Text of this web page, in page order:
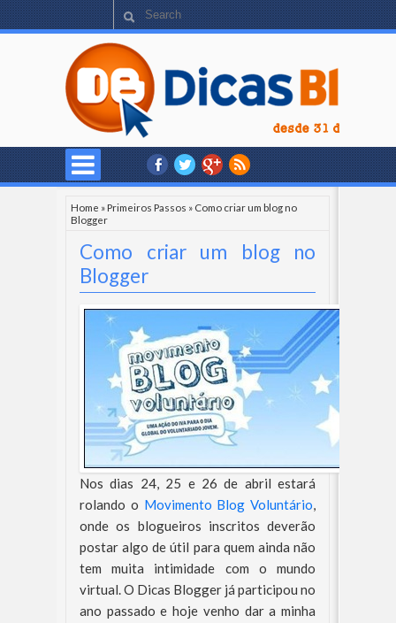
Home »Primeiros Passos » Como criar um blog no
Blogger
Como criar um blog no
Blogger
Nos dias 24, 25 e 26 de abril estará
rolando o Movimento Blog Voluntário,
onde os blogueiros inscritos deverão
postar algo de útil para quem ainda não
tem muita intimidade com o mundo
virtual. O Dicas Blogger já participou no
ano passado e hoje venho dar a minha